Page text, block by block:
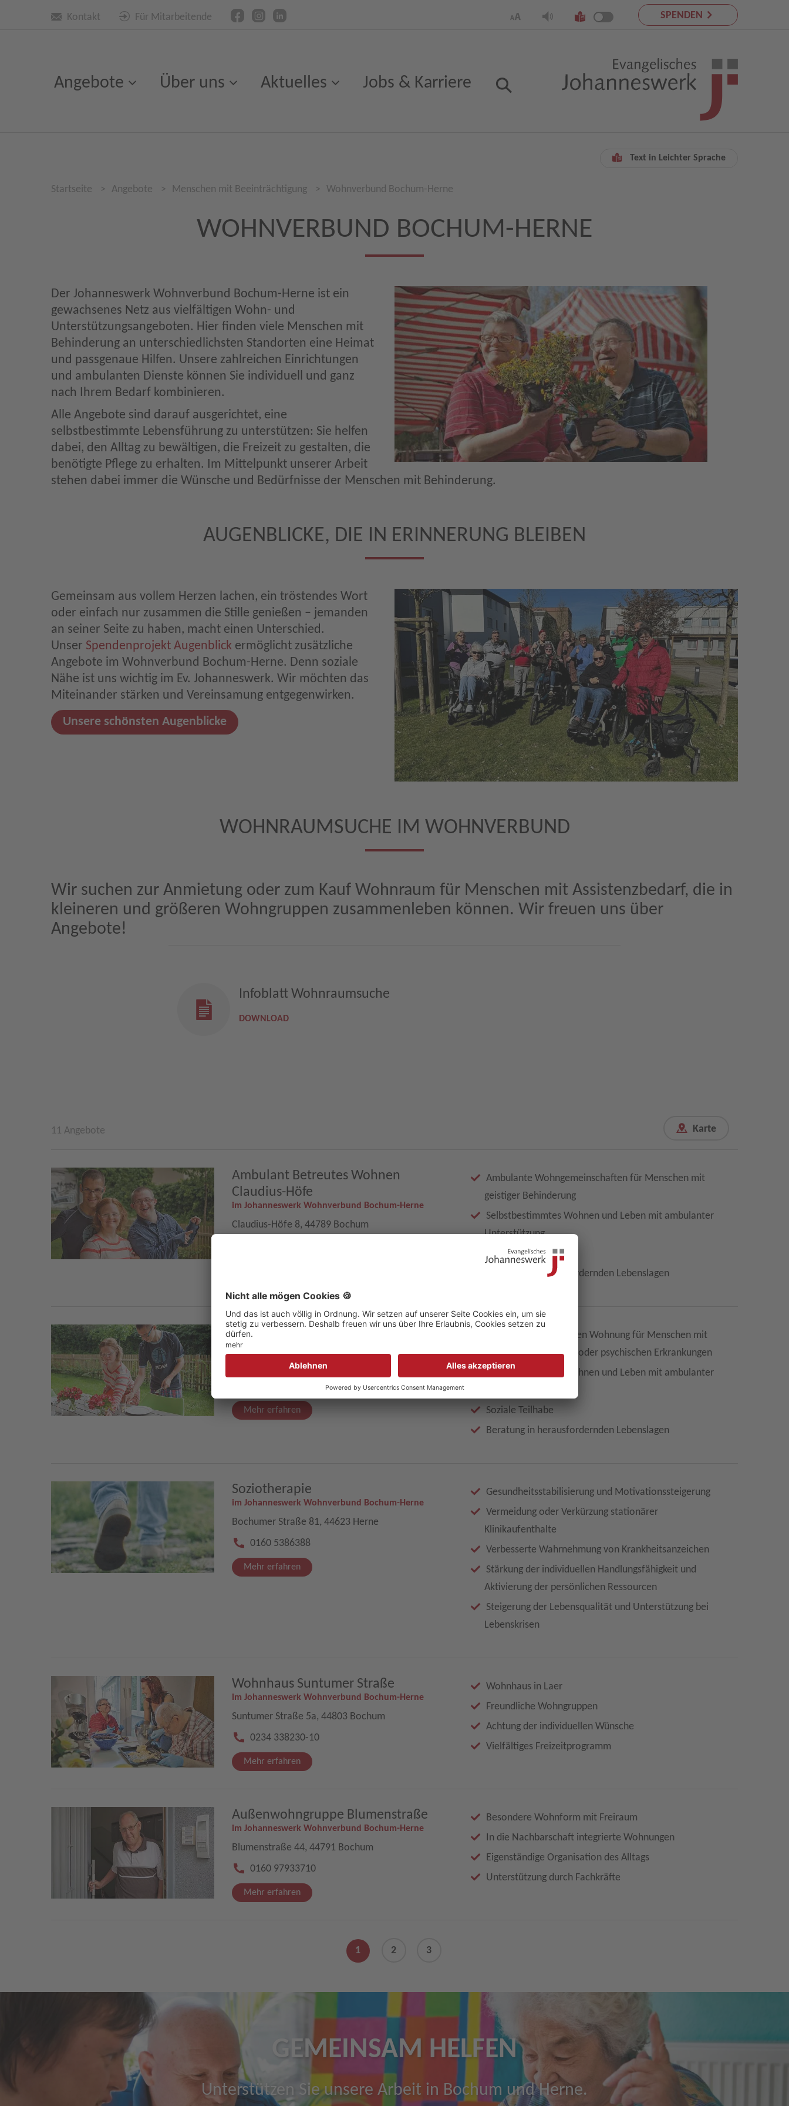
Kontakt Für Mitarbeitende SPENDEN
Angebote Über uns Aktuelles Jobs & Karriere
Text in Leichter Sprache
Startseite > Angebote > Menschen mit Beeinträchtigung > Wohnverbund Bochum-Herne
WOHNVERBUND BOCHUM-HERNE
Der Johanneswerk Wohnverbund Bochum-Herne ist ein
gewachsenes Netz aus vielfältigen Wohn- und
Unterstützungsangeboten. Hier finden viele Menschen mit
Behinderung an unterschiedlichsten Standorten eine Heimat
und passgenaue Hilfen. Unsere zahlreichen Einrichtungen
und ambulanten Dienste können Sie individuell und ganz
nach Ihrem Bedarf kombinieren.
Alle Angebote sind darauf ausgerichtet, eine
selbstbestimmte Lebensführung zu unterstützen: Sie helfen
dabei, den Alltag zu bewältigen, die Freizeit zu gestalten, die
benötigte Pflege zu erhalten. Im Mittelpunkt unserer Arbeit
stehen dabei immer die Wünsche und Bedürfnisse der Menschen mit Behinderung.
AUGENBLICKE, DIE IN ERINNERUNG BLEIBEN
Gemeinsam aus vollem Herzen lachen, ein tröstendes Wort
oder einfach nur zusammen die Stille genießen – jemanden
an seiner Seite zu haben, macht einen Unterschied.
Unser Spendenprojekt Augenblick ermöglicht zusätzliche
Angebote im Wohnverbund Bochum-Herne. Denn soziale
Nähe ist uns wichtig im Ev. Johanneswerk. Wir möchten das
Miteinander stärken und Vereinsamung entgegenwirken.
Unsere schönsten Augenblicke
WOHNRAUMSUCHE IM WOHNVERBUND
Wir suchen zur Anmietung oder zum Kauf Wohnraum für Menschen mit Assistenzbedarf, die in
kleineren und größeren Wohngruppen zusammenleben können. Wir freuen uns über
Angebote!
Infoblatt Wohnraumsuche
DOWNLOAD
11 Angebote
Ambulant Betreutes Wohnen
Claudius-Höfe
im Johanneswerk Wohnverbund Bochum-Herne
Claudius-Höfe 8, 44789 Bochum
Ambulante Wohngemeinschaften für Menschen mit
geistiger Behinderung
Selbstbestimmtes Wohnen und Leben mit ambulanter
Unterstützung
Soziale Teilhabe
Beratung in herausfordernden Lebenslagen
Ambulant Betreutes Wohnen Herne
im Johanneswerk Wohnverbund Bochum-Herne
Bochumer Straße 81, 44623 Herne
Mehr erfahren
Assistenz in der eigenen Wohnung für Menschen mit
geistiger Behinderung oder psychischen Erkrankungen
Selbstbestimmtes Wohnen und Leben mit ambulanter
Soziale Teilhabe
Beratung in herausfordernden Lebenslagen
Soziotherapie
im Johanneswerk Wohnverbund Bochum-Herne
Bochumer Straße 81, 44623 Herne
0160 5386388
Mehr erfahren
Gesundheitsstabilisierung und Motivationssteigerung
Vermeidung oder Verkürzung stationärer
Klinikaufenthalte
Verbesserte Wahrnehmung von Krankheitsanzeichen
Stärkung der individuellen Handlungsfähigkeit und
Aktivierung der persönlichen Ressourcen
Steigerung der Lebensqualität und Unterstützung bei
Lebenskrisen
Wohnhaus Suntumer Straße
im Johanneswerk Wohnverbund Bochum-Herne
Suntumer Straße 5a, 44803 Bochum
0234 338230-10
Mehr erfahren
Wohnhaus in Laer
Freundliche Wohngruppen
Achtung der individuellen Wünsche
Vielfältiges Freizeitprogramm
Außenwohngruppe Blumenstraße
im Johanneswerk Wohnverbund Bochum-Herne
Blumenstraße 44, 44791 Bochum
0160 97933710
Mehr erfahren
Besondere Wohnform mit Freiraum
In die Nachbarschaft integrierte Wohnungen
Eigenständige Organisation des Alltags
Unterstützung durch Fachkräfte
1 2 3
GEMEINSAM HELFEN
Unterstützen Sie unsere Arbeit in Bochum und Herne.